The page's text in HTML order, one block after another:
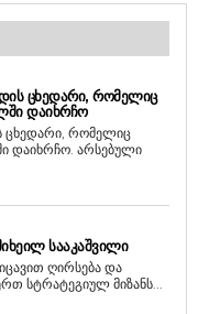
ᲪᲮᲔᲓᲐᲠᲘ, ᲠᲝᲛᲔᲚᲘᲪ
ᲓᲐᲘᲮᲠᲩᲝ
ცხედარი, რომელიც
დაიხრჩო. არსებული
ᲡᲐᲐᲙᲐᲨᲕᲘᲚᲘ
ღირსება და
სტრატეგიულ მიზანს...